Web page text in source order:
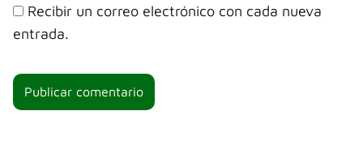
Recibir un correo electrónico con cada nueva
entrada.